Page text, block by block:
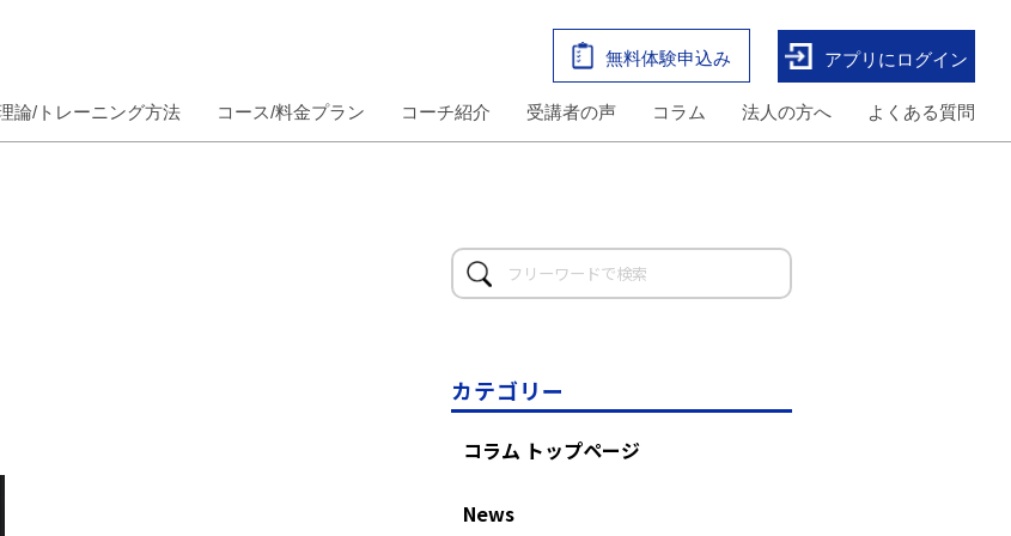
無料体験申込み アプリにログイン
論/トレーニング方法 コース/料金プラン コーチ紹介 受講者の声 コラム 法人の方へ よくある質問
カテゴリー
コラム トップページ
News